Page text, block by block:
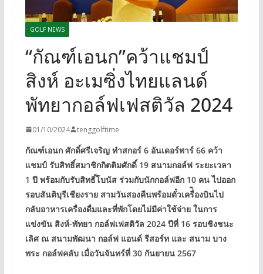
GOLF NEWS
“กัณฑ์เอนก”คว้าแชมป์
สิงห์ อะเมซิ่งไทยแลนด์
พัทยากอล์ฟเฟสติวัล 2024
01/10/2024 tenggolftime
กัณฑ์เอนก ศักดิ์ศรีเจริญ ทำสกอร์ 6 อันเดอร์พาร์ 66 คว้า
แชมป์ รับสิทธิ์สมาชิกกิตติมศักดิ์ 19 สนามกอล์ฟ ระยะเวลา
1 ปี พร้อมกับรับสิทธิ์โบนัส ร่วมกับนักกอล์ฟอีก 10 คน ไปออก
รอบสันติบุรีเชียงราย สามวันสองคืนพร้อมตั๋วเครื่ิองบินไป
กลับอาหารเครื่องดื่มและที่พักโดยไม่มีค่าใช้จ่าย ในการ
แข่งขัน สิงห์-พัทยา กอล์ฟเฟสติวัล 2024 ปีที่ 16 รอบชิงชนะ
เลิศ ณ สนามพัฒนา กอล์ฟ แอนด์ รีสอร์ท และ สนาม บาง
พระ กอล์ฟคลับ เมื่อวันจันทร์ที่ 30 กันยายน 2567